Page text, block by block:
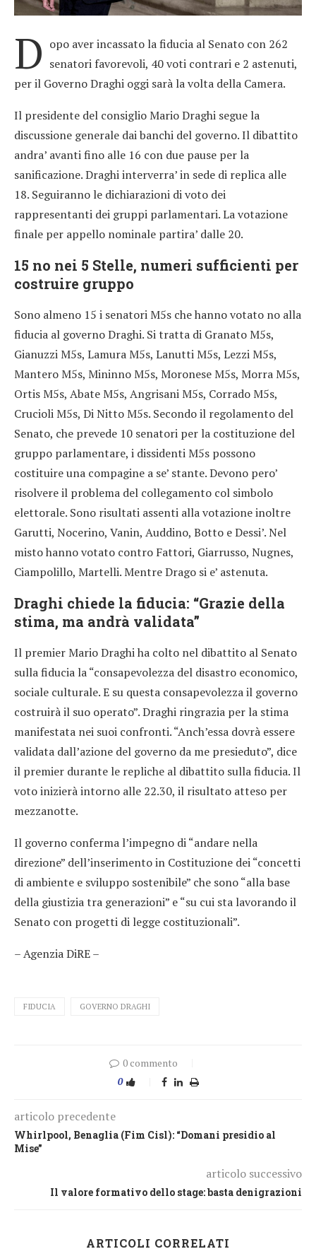
D opo aver incassato la fiducia al Senato con 262
senatori favorevoli, 40 voti contrari e 2 astenuti,
per il Governo Draghi oggi sarà la volta della Camera.
Il presidente del consiglio Mario Draghi segue la
discussione generale dai banchi del governo. Il dibattito
andra’ avanti fino alle 16 con due pause per la
sanificazione. Draghi interverra’ in sede di replica alle
18. Seguiranno le dichiarazioni di voto dei
rappresentanti dei gruppi parlamentari. La votazione
finale per appello nominale partira’ dalle 20.
15 no nei 5 Stelle, numeri sufficienti per
costruire gruppo
Sono almeno 15 i senatori M5s che hanno votato no alla
fiducia al governo Draghi. Si tratta di Granato M5s,
Gianuzzi M5s, Lamura M5s, Lanutti M5s, Lezzi M5s,
Mantero M5s, Mininno M5s, Moronese M5s, Morra M5s,
Ortis M5s, Abate M5s, Angrisani M5s, Corrado M5s,
Crucioli M5s, Di Nitto M5s. Secondo il regolamento del
Senato, che prevede 10 senatori per la costituzione del
gruppo parlamentare, i dissidenti M5s possono
costituire una compagine a se’ stante. Devono pero’
risolvere il problema del collegamento col simbolo
elettorale. Sono risultati assenti alla votazione inoltre
Garutti, Nocerino, Vanin, Auddino, Botto e Dessi’. Nel
misto hanno votato contro Fattori, Giarrusso, Nugnes,
Ciampolillo, Martelli. Mentre Drago si e’ astenuta.
Draghi chiede la fiducia: “Grazie della
stima, ma andrà validata”
Il premier Mario Draghi ha colto nel dibattito al Senato
sulla fiducia la “consapevolezza del disastro economico,
sociale culturale. E su questa consapevolezza il governo
costruirà il suo operato”. Draghi ringrazia per la stima
manifestata nei suoi confronti. “Anch’essa dovrà essere
validata dall’azione del governo da me presieduto”, dice
il premier durante le repliche al dibattito sulla fiducia. Il
voto inizierà intorno alle 22.30, il risultato atteso per
mezzanotte.
Il governo conferma l’impegno di “andare nella
direzione” dell’inserimento in Costituzione dei “concetti
di ambiente e sviluppo sostenibile” che sono “alla base
della giustizia tra generazioni” e “su cui sta lavorando il
Senato con progetti di legge costituzionali”.
– Agenzia DiRE –
FIDUCIA GOVERNO DRAGHI
0 commento
0
articolo precedente
Whirlpool, Benaglia (Fim Cisl): “Domani presidio al
Mise”
articolo successivo
Il valore formativo dello stage: basta denigrazioni
ARTICOLI CORRELATI